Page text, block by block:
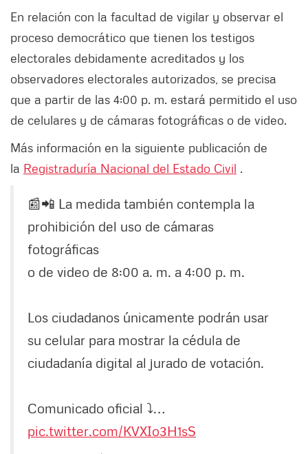
En relación con la facultad de vigilar y observar el
proceso democrático que tienen los testigos
electorales debidamente acreditados y los
observadores electorales autorizados, se precisa
que a partir de las 4:00 p. m. estará permitido el uso
de celulares y de cámaras fotográficas o de video.
Más información en la siguiente publicación de
la Registraduría Nacional del Estado Civil .
📰📲 La medida también contempla la
prohibición del uso de cámaras
fotográficas
o de video de 8:00 a. m. a 4:00 p. m.
Los ciudadanos únicamente podrán usar
su celular para mostrar la cédula de
ciudadanía digital al jurado de votación.
Comunicado oficial ⤵️…
pic.twitter.com/KVXIo3H1sS